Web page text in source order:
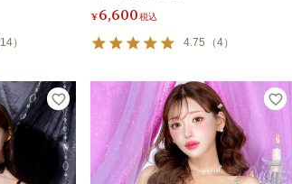
14）
¥6,600税込
4.75 （4）